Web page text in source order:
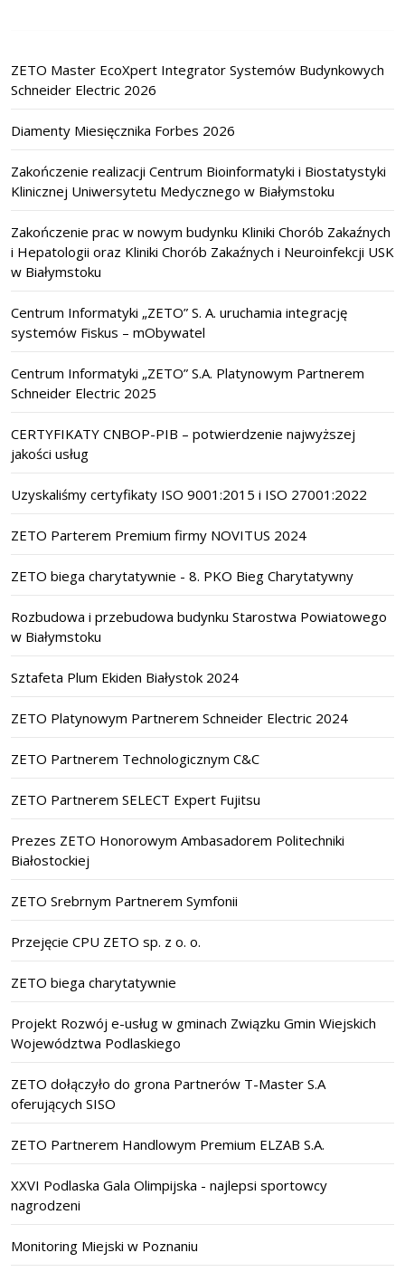
ZETO Master EcoXpert Integrator Systemów Budynkowych
Schneider Electric 2026
Diamenty Miesięcznika Forbes 2026
Zakończenie realizacji Centrum Bioinformatyki i Biostatystyki
Klinicznej Uniwersytetu Medycznego w Białymstoku
Zakończenie prac w nowym budynku Kliniki Chorób Zakaźnych
i Hepatologii oraz Kliniki Chorób Zakaźnych i Neuroinfekcji USK
w Białymstoku
Centrum Informatyki „ZETO” S. A. uruchamia integrację
systemów Fiskus – mObywatel
Centrum Informatyki „ZETO” S.A. Platynowym Partnerem
Schneider Electric 2025
CERTYFIKATY CNBOP-PIB – potwierdzenie najwyższej
jakości usług
Uzyskaliśmy certyfikaty ISO 9001:2015 i ISO 27001:2022
ZETO Parterem Premium firmy NOVITUS 2024
ZETO biega charytatywnie - 8. PKO Bieg Charytatywny
Rozbudowa i przebudowa budynku Starostwa Powiatowego
w Białymstoku
Sztafeta Plum Ekiden Białystok 2024
ZETO Platynowym Partnerem Schneider Electric 2024
ZETO Partnerem Technologicznym C&C
ZETO Partnerem SELECT Expert Fujitsu
Prezes ZETO Honorowym Ambasadorem Politechniki
Białostockiej
ZETO Srebrnym Partnerem Symfonii
Przejęcie CPU ZETO sp. z o. o.
ZETO biega charytatywnie
Projekt Rozwój e-usług w gminach Związku Gmin Wiejskich
Województwa Podlaskiego
ZETO dołączyło do grona Partnerów T-Master S.A
oferujących SISO
ZETO Partnerem Handlowym Premium ELZAB S.A.
XXVI Podlaska Gala Olimpijska - najlepsi sportowcy
nagrodzeni
Monitoring Miejski w Poznaniu